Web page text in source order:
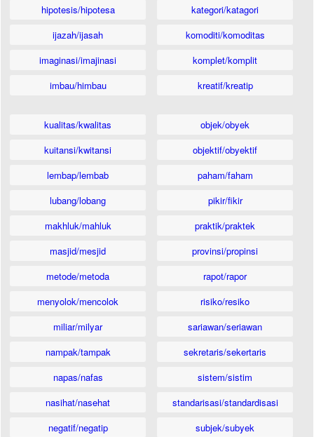
hipotesis/hipotesa
ijazah/ijasah
imaginasi/imajinasi
imbau/himbau
kategori/katagori
komoditi/komoditas
komplet/komplit
kreatif/kreatip
kualitas/kwalitas
kuitansi/kwitansi
lembap/lembab
lubang/lobang
makhluk/mahluk
masjid/mesjid
metode/metoda
menyolok/mencolok
miliar/milyar
nampak/tampak
napas/nafas
nasihat/nasehat
negatif/negatip
objek/obyek
objektif/obyektif
paham/faham
pikir/fikir
praktik/praktek
provinsi/propinsi
rapot/rapor
risiko/resiko
sariawan/seriawan
sekretaris/sekertaris
sistem/sistim
standarisasi/standardisasi
subjek/subyek